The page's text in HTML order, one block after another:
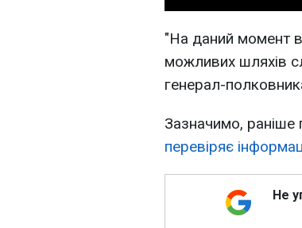
"На даний момент
можливих шляхів
генерал-
Зазначимо,
перевіряє
Не